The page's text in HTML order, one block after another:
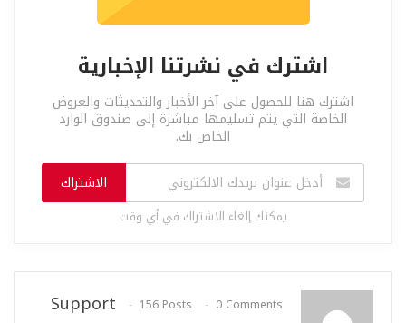
اشترك في نشرتنا الإخبارية
اشترك هنا للحصول على آخر الأخبار والتحديثات والعروض
الخاصة التي يتم تسليمها مباشرة إلى صندوق الوارد
الخاص بك.
الاشتراك
يمكنك إلغاء الاشتراك في أي وقت
Support 156 Posts 0 Comments